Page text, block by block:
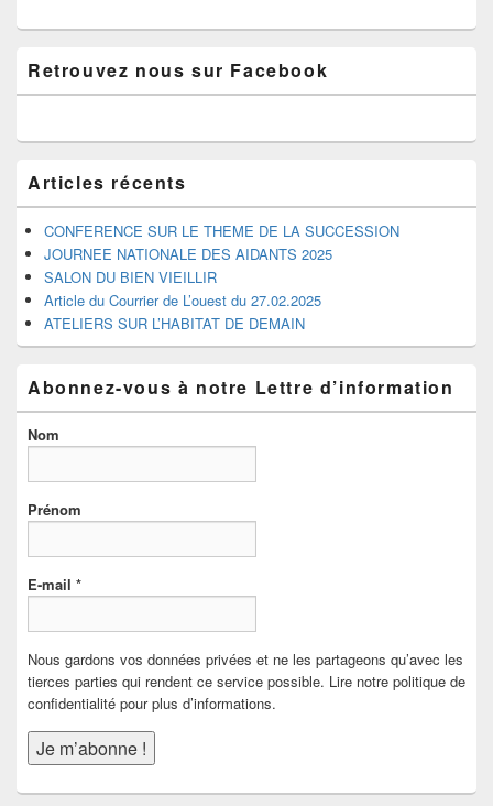
principale
de
pour
barre
latérale
Retrouvez nous sur Facebook
Articles récents
CONFERENCE SUR LE THEME DE LA SUCCESSION
JOURNEE NATIONALE DES AIDANTS 2025
SALON DU BIEN VIEILLIR
Article du Courrier de L’ouest du 27.02.2025
ATELIERS SUR L’HABITAT DE DEMAIN
Abonnez-vous à notre Lettre d’information
Nom
Prénom
E-mail *
Nous gardons vos données privées et ne les partageons qu’avec les
tierces parties qui rendent ce service possible. Lire notre politique de
confidentialité pour plus d’informations.